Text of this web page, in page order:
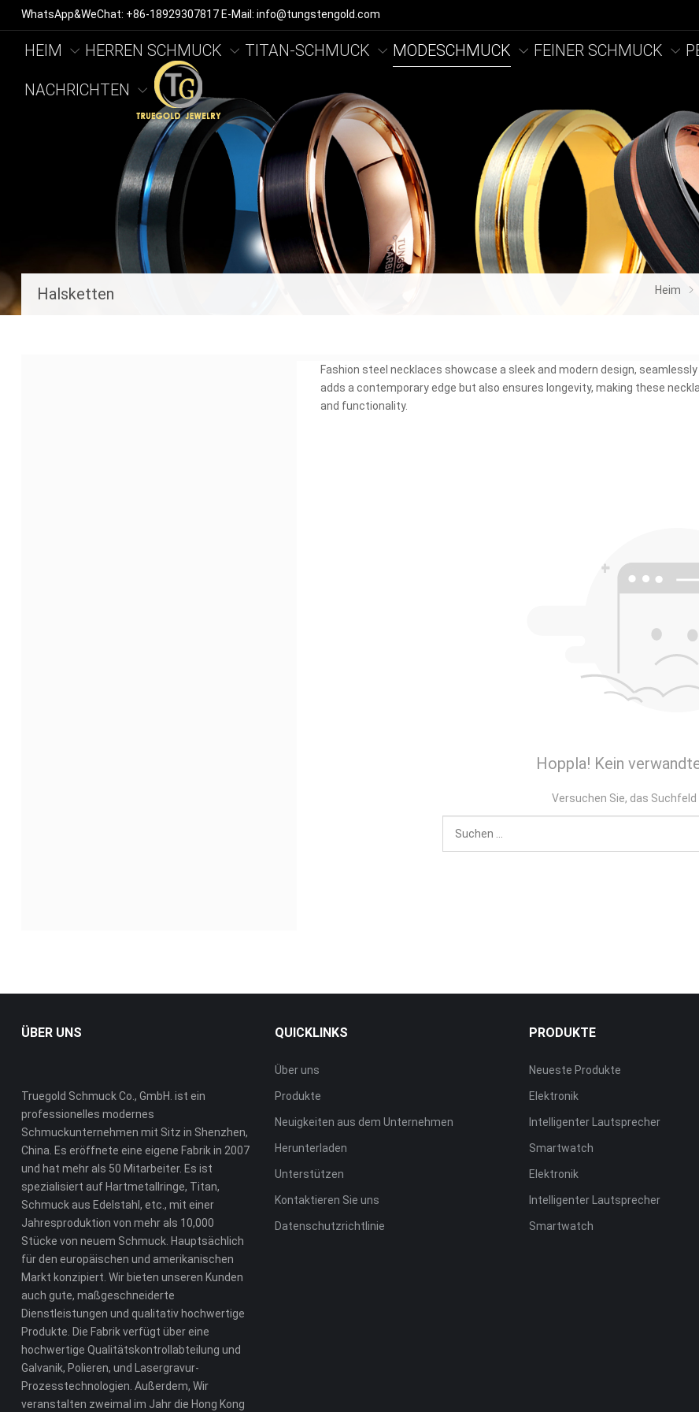
WhatsApp&WeChat: +86-18929307817 E-Mail: info@tungstengold.com
HEIM HERREN SCHMUCK TITAN-SCHMUCK MODESCHMUCK FEINER SCHMUCK
NACHRICHTEN
Halsketten Heim
Fashion steel necklaces showcase a sleek and modern design,
adds a contemporary edge but also ensures longevity, making these
and functionality.
Hoppla! Kein
Versuchen Sie, das
ÜBER UNS
Truegold Schmuck Co., GmbH. ist ein
professionelles modernes
Schmuckunternehmen mit Sitz in Shenzhen,
China. Es eröffnete eine eigene Fabrik in 2007
und hat mehr als 50 Mitarbeiter. Es ist
spezialisiert auf Hartmetallringe, Titan,
Schmuck aus Edelstahl, etc., mit einer
Jahresproduktion von mehr als 10,000
Stücke von neuem Schmuck. Hauptsächlich
für den europäischen und amerikanischen
Markt konzipiert. Wir bieten unseren Kunden
auch gute, maßgeschneiderte
Dienstleistungen und qualitativ hochwertige
Produkte. Die Fabrik verfügt über eine
hochwertige Qualitätskontrollabteilung und
Galvanik, Polieren, und Lasergravur-
Prozesstechnologien. Außerdem, Wir
veranstalten zweimal im Jahr die Hong Kong
QUICKLINKS
Über uns
Produkte
Neuigkeiten aus dem Unternehmen
Herunterladen
Unterstützen
Kontaktieren Sie uns
Datenschutzrichtlinie
PRODUKTE
Neueste Produkte
Elektronik
Intelligenter Lautsprecher
Smartwatch
Elektronik
Intelligenter Lautsprecher
Smartwatch